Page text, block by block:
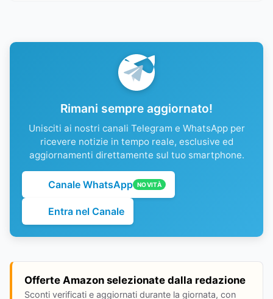
Rimani sempre aggiornato!
Unisciti ai nostri canali Telegram e WhatsApp per
ricevere notizie in tempo reale, esclusive ed
aggiornamenti direttamente sul tuo smartphone.
Canale WhatsApp NOVITÀ
Entra nel Canale
Offerte Amazon selezionate dalla redazione
Sconti verificati e aggiornati durante la giornata, con